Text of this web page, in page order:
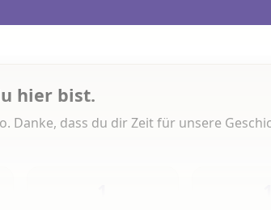
hier bist.
Danke, dass du dir Zeit für unsere